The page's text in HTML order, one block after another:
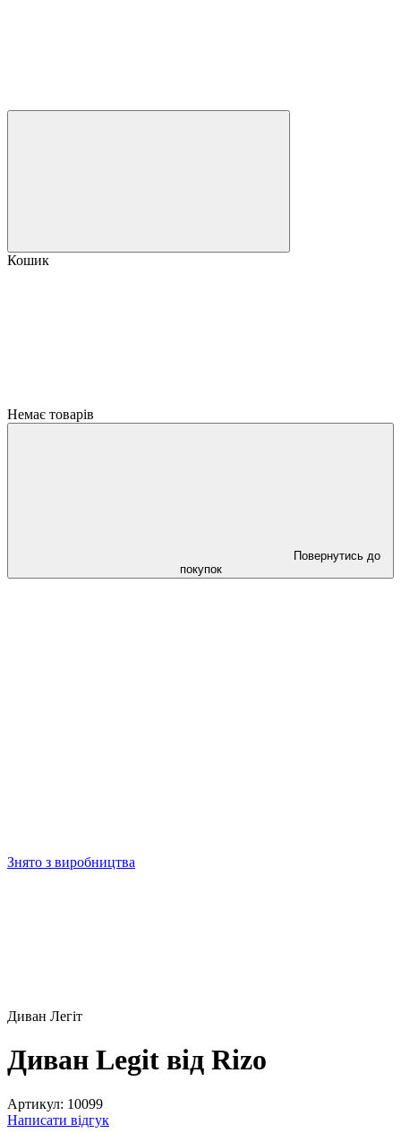
Кошик
Немає товарів
Повернутись до
покупок
Знято з виробництва
Диван Легіт
Диван Legit від Rizo
Артикул: 10099
Написати відгук